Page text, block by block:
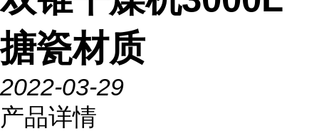
搪瓷材质
2022-03-29
产品详情